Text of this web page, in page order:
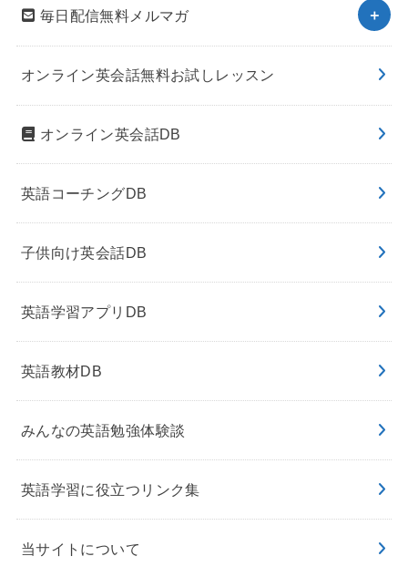
毎日配信無料メルマガ
オンライン英会話無料お試しレッスン
オンライン英会話DB
英語コーチングDB
子供向け英会話DB
英語学習アプリDB
英語教材DB
みんなの英語勉強体験談
英語学習に役立つリンク集
当サイトについて